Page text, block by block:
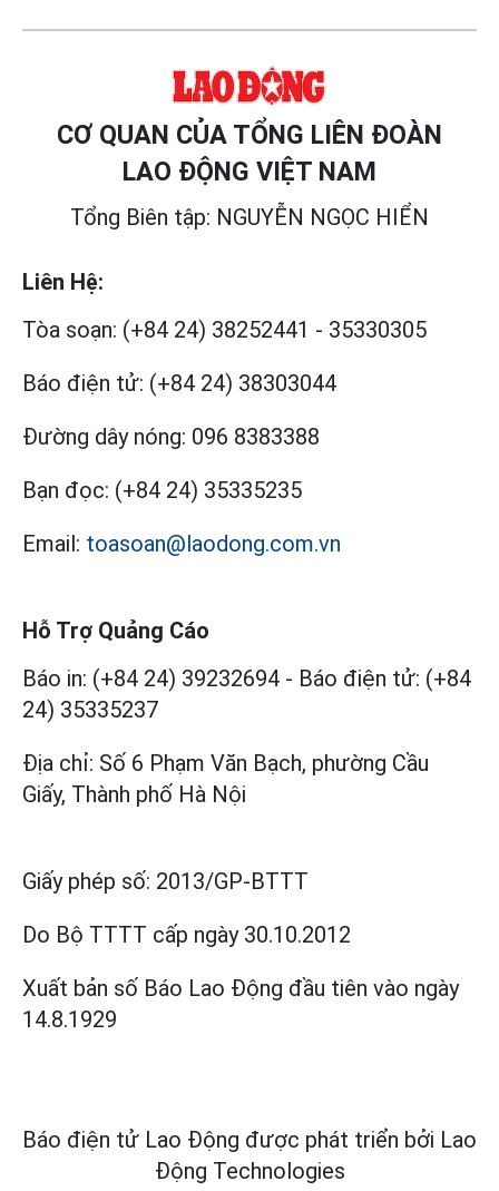
CƠ QUAN CỦA TỔNG LIÊN ĐOÀN
LAO ĐỘNG VIỆT NAM
Tổng Biên tập: NGUYỄN NGỌC HIỂN
Liên Hệ:
Tòa soạn: (+84 24) 38252441 - 35330305
Báo điện tử: (+84 24) 38303044
Đường dây nóng: 096 8383388
Bạn đọc: (+84 24) 35335235
Email: toasoan@laodong.com.vn
Hỗ Trợ Quảng Cáo
Báo in: (+84 24) 39232694 - Báo điện tử: (+84
24) 35335237
Địa chỉ: Số 6 Phạm Văn Bạch, phường Cầu
Giấy, Thành phố Hà Nội
Giấy phép số: 2013/GP-BTTT
Do Bộ TTTT cấp ngày 30.10.2012
Xuất bản số Báo Lao Động đầu tiên vào ngày
14.8.1929
Báo điện tử Lao Động được phát triển bởi Lao
Động Technologies